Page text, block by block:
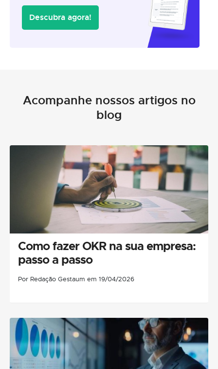
Descubra agora!
Acompanhe nossos artigos no
blog
Como fazer OKR na sua empresa:
passo a passo
Por Redação Gestaum em 19/04/2026